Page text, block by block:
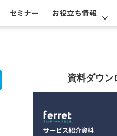
セミナー お役立ち情報
資料ダウン